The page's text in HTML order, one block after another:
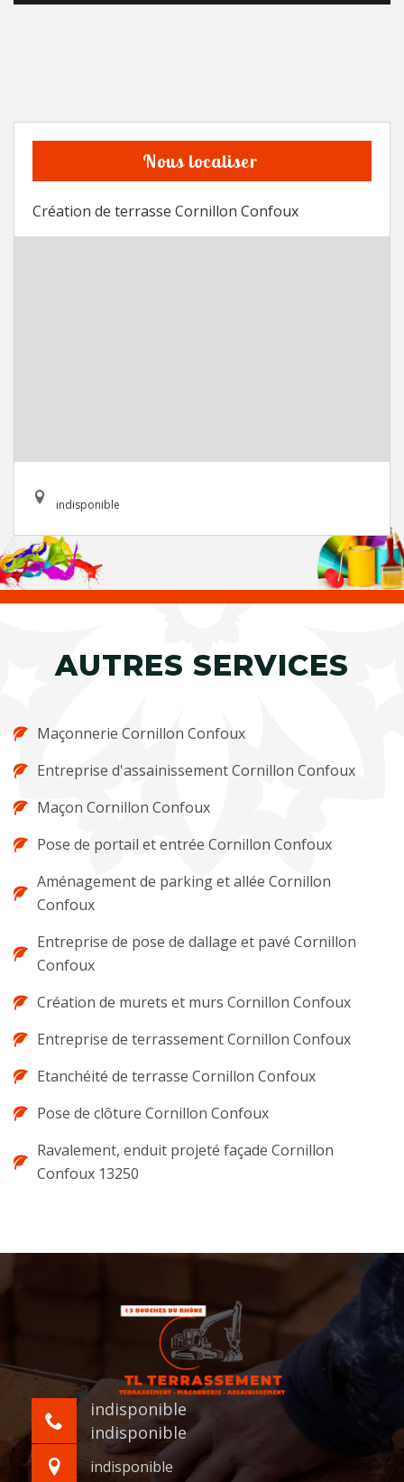
Nous localiser
Création de terrasse Cornillon Confoux
indisponible
AUTRES SERVICES
Maçonnerie Cornillon Confoux
Entreprise d'assainissement Cornillon Confoux
Maçon Cornillon Confoux
Pose de portail et entrée Cornillon Confoux
Aménagement de parking et allée Cornillon
Confoux
Entreprise de pose de dallage et pavé Cornillon
Confoux
Création de murets et murs Cornillon Confoux
Entreprise de terrassement Cornillon Confoux
Etanchéité de terrasse Cornillon Confoux
Pose de clôture Cornillon Confoux
Ravalement, enduit projeté façade Cornillon
Confoux 13250
indisponible
indisponible
indisponible